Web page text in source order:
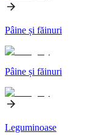
Pâine și făinuri
Pâine și făinuri
Leguminoase